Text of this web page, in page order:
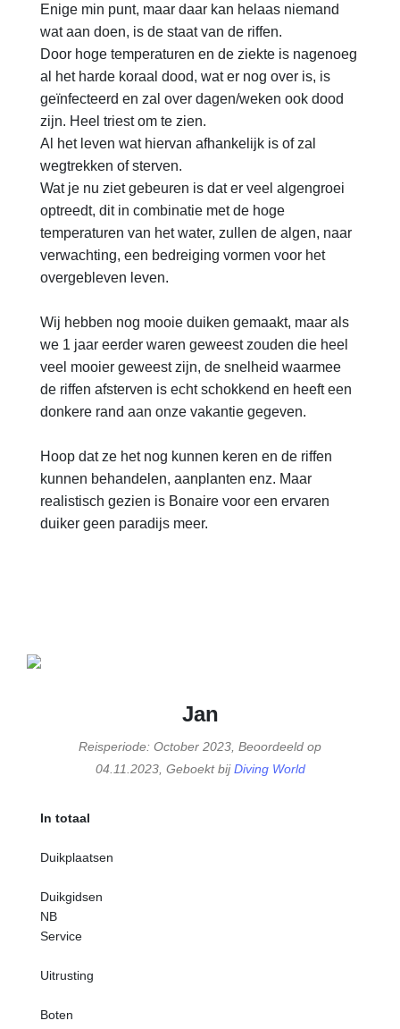
Enige min punt, maar daar kan helaas niemand
wat aan doen, is de staat van de riffen.
Door hoge temperaturen en de ziekte is nagenoeg
al het harde koraal dood, wat er nog over is, is
geïnfecteerd en zal over dagen/weken ook dood
zijn. Heel triest om te zien.
Al het leven wat hiervan afhankelijk is of zal
wegtrekken of sterven.
Wat je nu ziet gebeuren is dat er veel algengroei
optreedt, dit in combinatie met de hoge
temperaturen van het water, zullen de algen, naar
verwachting, een bedreiging vormen voor het
overgebleven leven.
Wij hebben nog mooie duiken gemaakt, maar als
we 1 jaar eerder waren geweest zouden die heel
veel mooier geweest zijn, de snelheid waarmee
de riffen afsterven is echt schokkend en heeft een
donkere rand aan onze vakantie gegeven.
Hoop dat ze het nog kunnen keren en de riffen
kunnen behandelen, aanplanten enz. Maar
realistisch gezien is Bonaire voor een ervaren
duiker geen paradijs meer.
Jan
Reisperiode: October 2023, Beoordeeld op
04.11.2023, Geboekt bijDiving World
In totaal
Duikplaatsen
Duikgidsen
NB
Service
Uitrusting
Boten